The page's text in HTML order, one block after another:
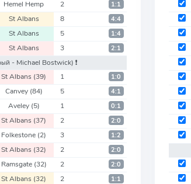
Hemel Hemp 2 1:1
St Albans 8 4:4
St Albans 5 1:4
St Albans 3 2:1
- Michael Bostwick) ❗️
St Albans (39) 1 1:0
Canvey (84) 5 4:1
Aveley (5) 1 0:1
St Albans (37) 2 2:0
Folkestone (2) 3 1:2
St Albans (32) 2 2:0
Ramsgate (32) 2 2:0
St Albans (32) 2 1:1